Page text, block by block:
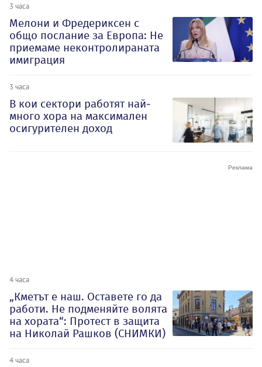
3 часа
Мелони и Фредериксен с
общо послание за Европа: Не
приемаме неконтролираната
имиграция
3 часа
В кои сектори работят най-
много хора на максимален
осигурителен доход
4 часа
„Кметът е наш. Оставете го да
работи. Не подменяйте волята
на хората“: Протест в защита
на Николай Рашков (СНИМКИ)
4 часа